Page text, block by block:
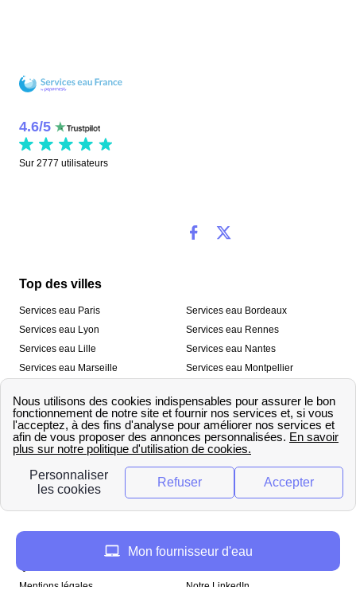
4.6/5
Sur 2777 utilisateurs
Top des villes
Services eau Paris
Services eau Lyon
Services eau Lille
Services eau Marseille
Services eau Toulon
Services eau Bordeaux
Services eau Rennes
Services eau Nantes
Services eau Montpellier
Services eau Strasbourg
Nos outils
🛁 Simulateur consommation eau
💧 Comparer les fournisseurs
d’eau
Qui sommes-nous ?
Mentions légales
Notre LinkedIn
Mon fournisseur d'eau